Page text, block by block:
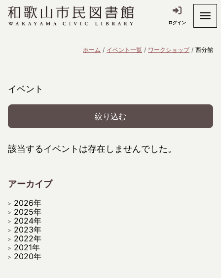
ログイン
ホーム イベント一覧 ワークショップ 西分館
イベント
絞り込む
該当するイベントは存在しませんでした。
アーカイブ
2026年
2025年
2024年
2023年
2022年
2021年
2020年